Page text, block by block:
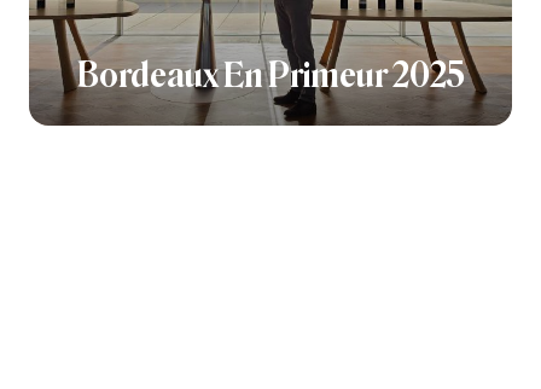
Bordeaux En Primeur 2025